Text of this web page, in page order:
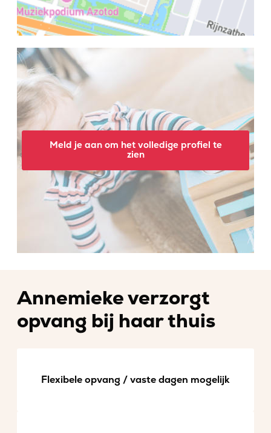
Meld je aan om het volledige profiel te
zien
Annemieke verzorgt
opvang bij haar thuis
Flexibele opvang / vaste dagen mogelijk